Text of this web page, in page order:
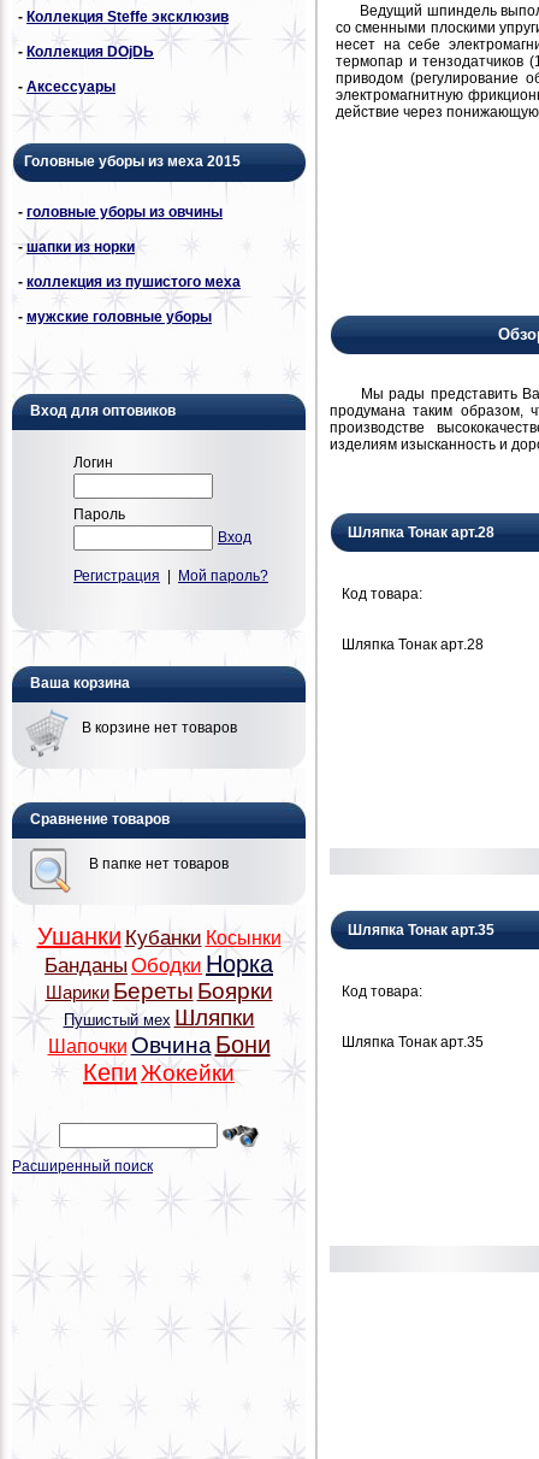
- Коллекция Steffe эксклюзив
- Коллекция DОjDЬ
- Аксессуары
Головные уборы из меха 2015
- головные уборы из овчины
-шапки из норки
- коллекция из пушистого меха
- мужские головные уборы
Вход для оптовиков
Логин
Пароль
Вход
Регистрация Мой пароль?
Ваша корзина
В корзине нет товаров
Сравнение товаров
В папке нет товаров
Ушанки Кубанки Косынки
Банданы Ободки Норка
Шарики Береты Боярки
Пушистый мех Шляпки
Шапочки Овчина Бони
Кепи Жокейки
Расширенный поиск
Ведущий шпиндель
со сменными плоскими
несет на себе
термопар и тензодатчиков
приводом (регулирование
электромагнитную
действие через
Мы рады представить Вам
продумана таким образом,
производстве
изделиям изысканность и
Шляпка Тонак арт.28
Код товара:
Шляпка Тонак арт.28
Шляпка Тонак арт.35
Код товара:
Шляпка Тонак арт.35